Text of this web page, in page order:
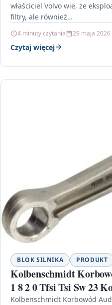
właściciel Volvo wie, że
filtry, ale również…
4 minuty czytania 29 maja 2026
Czytaj więcej
BLOK SILNIKA PRODUKT
Kolbenschmidt
1 8 2 0 Tfsi Tsi Sw 23
Kolbenschmidt Korbowód